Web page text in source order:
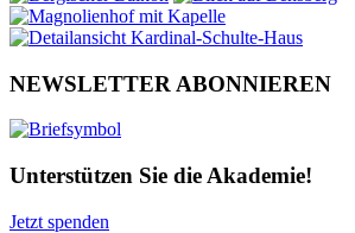
NEWSLETTER ABONNIEREN
Unterstützen Sie die Akademie!
Jetzt spenden